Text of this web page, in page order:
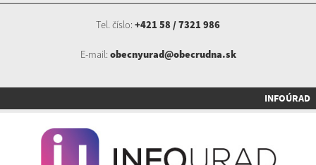
Tel. číslo: +421 58 / 7321 986
E-mail: obecnyurad@obecrudna.sk
INFOÚRAD